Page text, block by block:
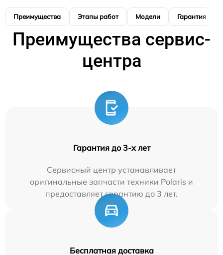
Преимущества Этапы работ Модели Гарантия
Преимущества сервис-
центра
Гарантия до 3-х лет
Сервисный центр устанавливает
оригинальные запчасти техники Polaris и
предоставляет гарантию до 3 лет.
Бесплатная доставка